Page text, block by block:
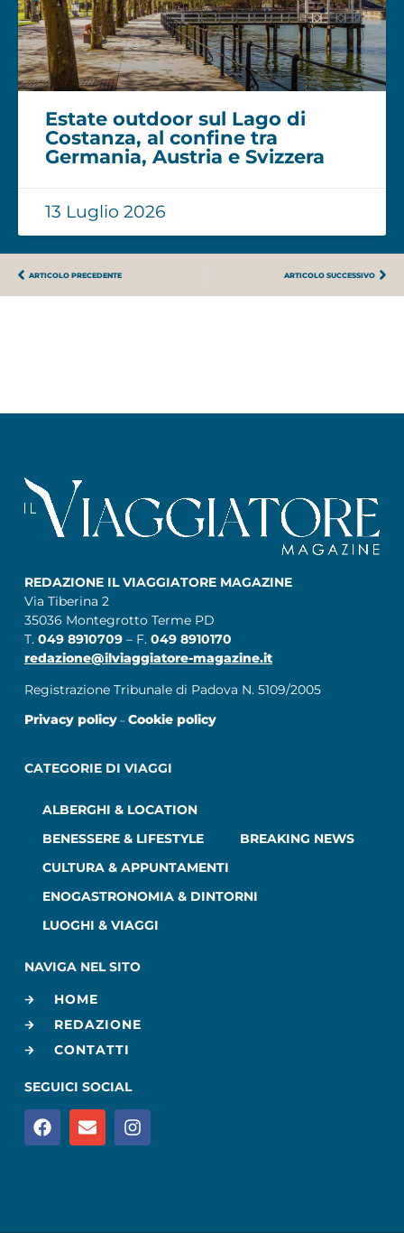
Estate outdoor sul Lago di
Costanza, al confine tra
Germania, Austria e Svizzera
13 Luglio 2026
ARTICOLO PRECEDENTE ARTICOLO SUCCESSIVO
REDAZIONE IL VIAGGIATORE MAGAZINE
Via Tiberina 2
35036 Montegrotto Terme PD
T. 049 8910709 – F. 049 8910170
redazione@ilviaggiatore-magazine.it
Registrazione Tribunale di Padova N. 5109/2005
Privacy policy– Cookie policy
CATEGORIE DI VIAGGI
ALBERGHI & LOCATION
BENESSERE & LIFESTYLE
BREAKING NEWS
CULTURA & APPUNTAMENTI
ENOGASTRONOMIA & DINTORNI
LUOGHI & VIAGGI
NAVIGA NEL SITO
HOME
REDAZIONE
CONTATTI
SEGUICI SOCIAL